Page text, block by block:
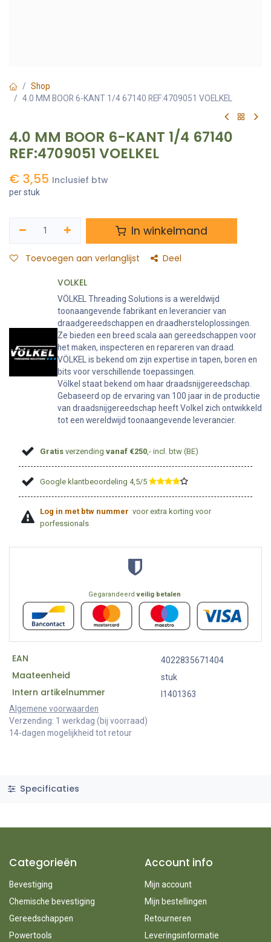
Shop
4.0 MM BOOR 6-KANT 1/4 67140 REF:4709051 VOELKEL
4.0 MM BOOR 6-KANT 1/4 67140
REF:4709051 VOELKEL
€ 3,55 Inclusief btw
per stuk
In winkelmand
Toevoegen aan verlanglijst Deel
VOLKEL
VÖLKEL Threading Solutions is a wereldwijd
toonaangevende fabrikant en leverancier van
draadgereedschappen en draadhersteloplossingen.
Ze bieden een breed scala aan gereedschappen voor
het maken, inspecteren en repareren van draad.
VÖLKEL is bekend om zijn expertise in tapen, boren en
bits voor verschillende toepassingen.
Völkel staat bekend om haar draadsnijgereedschap.
Gebaseerd op de ervaring van 100 jaar in de productie
van draadsnijgereedschap heeft Volkel zich ontwikkeld
tot een wereldwijd toonaangevende leverancier.
Gratis verzendingvanaf €250 ,- incl. btw (BE)
Google klantbeoordeling 4,5/5 ​
Log in met btw nummer voor extra korting voor
porfessionals
Gegarandeerdveilig betalen
EAN 4022835671404
Maateenheid stuk
Intern artikelnummer
I1401363
Algemene voorwaarden
Verzending: 1 werkdag (bij voorraad)
14-dagen mogelijkheid tot retour
Specificaties
Categorieën
Bevestiging
Chemische bevestiging
Gereedschappen
Powertools
Account info
Mijn account
Mijn bestellingen
Retourneren
Leveringsinformatie